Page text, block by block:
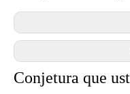
Conjetura que